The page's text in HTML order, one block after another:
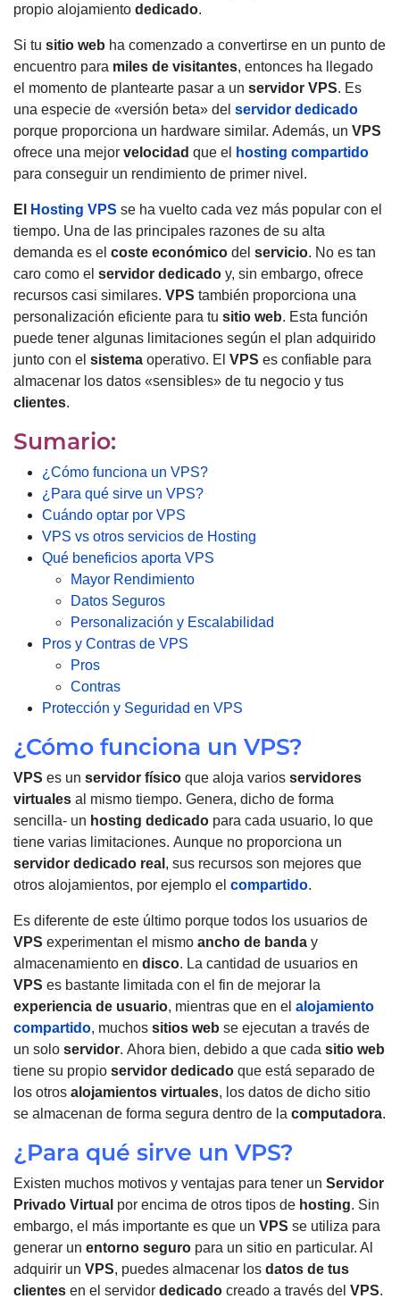
propio alojamiento dedicado.
Si tu sitio web ha comenzado a convertirse en un punto de
encuentro para miles de visitantes, entonces ha llegado
el momento de plantearte pasar a un servidor VPS. Es
una especie de «versión beta» del servidor dedicado
porque proporciona un hardware similar. Además, un VPS
ofrece una mejor velocidad que el
hosting compartido
para conseguir un rendimiento de primer nivel.
El Hosting VPS se ha vuelto cada vez más popular con el
tiempo. Una de las principales razones de su alta
demanda es el coste económico del servicio. No es tan
caro como el servidor dedicado y, sin embargo, ofrece
recursos casi similares. VPS también proporciona una
personalización eficiente para tu sitio web. Esta función
puede tener algunas limitaciones según el plan adquirido
junto con el sistema operativo. El VPS es confiable para
almacenar los datos «sensibles» de tu negocio y tus
clientes.
Sumario:
¿Cómo funciona un VPS?
¿Para qué sirve un VPS?
Cuándo optar por VPS
VPS vs otros servicios de Hosting
Qué beneficios aporta VPS
Mayor Rendimiento
Datos Seguros
Personalización y Escalabilidad
Pros y Contras de VPS
Pros
Contras
Protección y Seguridad en VPS
¿Cómo funciona un VPS?
VPS es un servidor físico que aloja varios servidores
virtuales al mismo tiempo. Genera, dicho de forma
sencilla- un hosting dedicado para cada usuario, lo que
tiene varias limitaciones. Aunque no proporciona un
servidor dedicado real , sus recursos son mejores que
otros alojamientos, por ejemplo el compartido.
Es diferente de este último porque todos los usuarios de
VPS experimentan el mismo ancho de banda y
almacenamiento en disco. La cantidad de usuarios en
VPS es bastante limitada con el fin de mejorar la
experiencia de usuario, mientras que en el alojamiento
compartido, muchos sitios web se ejecutan a través de
un solo servidor. Ahora bien, debido a que cada sitio web
tiene su propio servidor dedicado que está separado de
los otros alojamientos virtuales, los datos de dicho sitio
se almacenan de forma segura dentro de la computadora.
¿Para qué sirve un VPS?
Existen muchos motivos y ventajas para tener un Servidor
Privado Virtual por encima de otros tipos de hosting. Sin
embargo, el más importante es que un VPS se utiliza para
generar un entorno seguro para un sitio en particular. Al
adquirir un VPS, puedes almacenar los datos de tus
clientes en el servidor dedicado creado a través del VPS.